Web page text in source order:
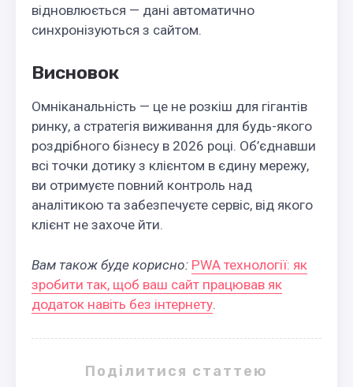
відновлюється — дані автоматично
синхронізуються з сайтом.
Висновок
Омніканальність — це не розкіш для гігантів
ринку, а стратегія виживання для будь-якого
роздрібного бізнесу в 2026 році. Об’єднавши
всі точки дотику з клієнтом в єдину мережу,
ви отримуєте повний контроль над
аналітикою та забезпечуєте сервіс, від якого
клієнт не захоче йти.
Вам також буде корисно: PWA технології: як
зробити так, щоб ваш сайт працював як
додаток навіть без інтернету
Поділитися статтею